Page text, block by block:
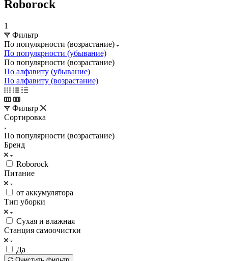
Roborock
1
Фильтр
По популярности (возрастание)
По популярности (убывание)
По популярности (возрастание)
По алфавиту (убывание)
По алфавиту (возрастание)
Фильтр
Сортировка
По популярности (возрастание)
Бренд
Roborock
Питание
от аккумулятора
Тип уборки
Сухая и влажная
Станция самоочистки
Да